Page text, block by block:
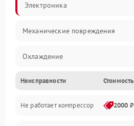
Электроника
Механические повреждения
Охлаждение
Механика
Электропитание
Неисправности Стоимость
Не работает компрессор 2000 ₽